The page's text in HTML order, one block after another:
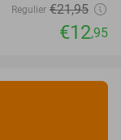
Regulier €21,95
€12,95